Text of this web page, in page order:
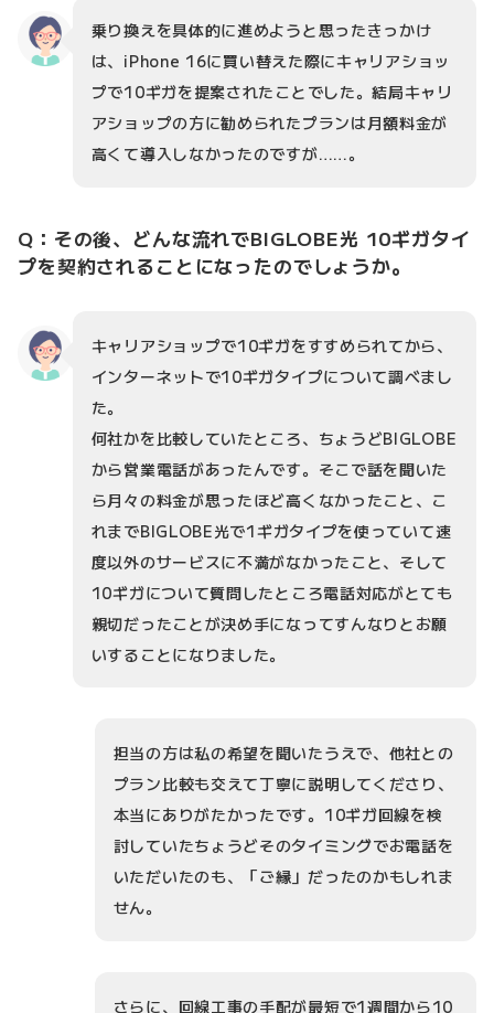
乗り換えを具体的に進めようと思ったきっかけ
は、iPhone 16に買い替えた際にキャリアショッ
プで10ギガを提案されたことでした。結局キャリ
アショップの方に勧められたプランは月額料金が
高くて導入しなかったのですが……。
Q：その後、どんな流れでBIGLOBE光 10ギガタイ
プを契約されることになったのでしょうか。
キャリアショップで10ギガをすすめられてから、
インターネットで10ギガタイプについて調べまし
た。
何社かを比較していたところ、ちょうどBIGLOBE
から営業電話があったんです。そこで話を聞いた
ら月々の料金が思ったほど高くなかったこと、こ
れまでBIGLOBE光で1ギガタイプを使っていて速
度以外のサービスに不満がなかったこと、そして
10ギガについて質問したところ電話対応がとても
親切だったことが決め手になってすんなりとお願
いすることになりました。
担当の方は私の希望を聞いたうえで、他社との
プラン比較も交えて丁寧に説明してくださり、
本当にありがたかったです。10ギガ回線を検
討していたちょうどそのタイミングでお電話を
いただいたのも、「ご縁」だったのかもしれま
せん。
さらに、回線工事の手配が最短で1週間から10